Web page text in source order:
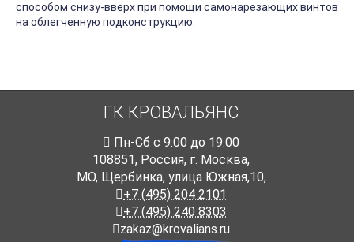
способом снизу-вверх при помощи самонарезающих винтов
на облегченную подконструкцию.
ГК КРОВАЛЬЯНС
Пн-Cб с 9:00 до 19:00
108851, Россия, г. Москва,
МО, Щербинка, улица Южная,10,
+7 (495) 204 2101
+7 (495) 240 8303
zakaz@krovalians.ru